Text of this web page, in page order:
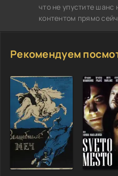
что не упустите
контентом прямо
Рекомендуем